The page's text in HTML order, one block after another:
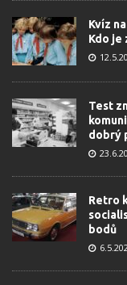
Kvíz
Kdo je
Test
dobrý
Retro
bodů